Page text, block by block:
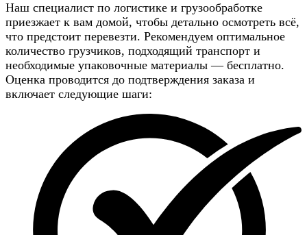
Наш специалист по логистике и грузообработке
приезжает к вам домой, чтобы детально осмотреть всё,
что предстоит перевезти. Рекомендуем оптимальное
количество грузчиков, подходящий транспорт и
необходимые упаковочные материалы — бесплатно.
Оценка проводится до подтверждения заказа и
включает следующие шаги: